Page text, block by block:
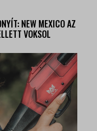
NEW MEXICO AZ
VOKSOL